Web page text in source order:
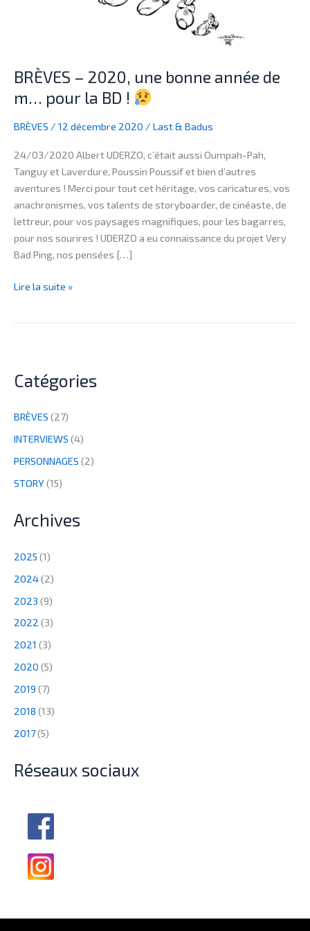
BRÈVES – 2020, une bonne année de
m… pour la BD !
BRÈVES / 12 décembre 2020 / Last & Badus
24/03/2020 Albert UDERZO, c’était aussi Oumpah-Pah,
Tanguy et Laverdure, Poussin Poussif et bien d’autres
aventures ! Merci pour tout cet héritage, vos caricatures, vos
anachronismes, vos talents de storyboarder, de cinéaste, de
lettreur, pour vos paysages magnifiques, pour les bagarres,
pour nos sourires ! UDERZO a eu connaissance du projet Very
Bad Ping, nos pensées […]
!
Lire la suite »
Catégories
BRÈVES (27)
INTERVIEWS (4)
PERSONNAGES (2)
STORY(15)
Archives
2025 (1)
2024(2)
2023 (9)
2022 (3)
2021 (3)
2020 (5)
2019 (7)
2018 (13)
2017(5)
Réseaux sociaux